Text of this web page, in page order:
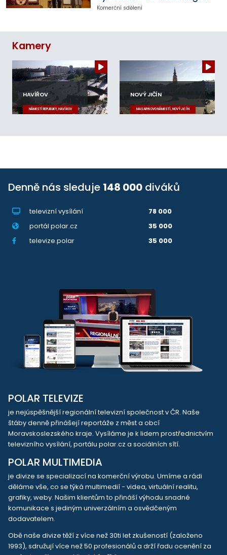
Komerční sdělení
Kamery
HAVÍŘOV
NÁMĚSTÍ REPUBLIKY, HAVÍŘOV
NOVÝ JIČÍN
MASARYKOVO NÁMĚSTÍ, NOVÝ JIČÍN
Denně nás sleduje 148 000 diváků
televizní vysílání
78 000
portál polar.cz
35 000
televize.polar
35 000
POLAR TELEVIZE
je nejúspěšnější regionální televizní společnost v ČR. Naše
štáby denně přinášejí reportáže z měst a obcí
Moravskoslezského kraje. Vysíláme je k lidem prostřednictvím
televizního vysílání, portálu polar.cz a sociálních sítí.
POLAR MULTIMEDIA
je divize se specializací na komerční výrobu. Umíme a rádi
děláme vše, co se týká multimedií - videa, virtuální realitu,
grafiky, weby. Našim klientům to přináší výhodu snadné
komunikace s jediným univerzálním a osvědčeným
dodavatelem.
Obě naše divize těží z více než 30ti let zkušeností (založeno
1993), sdružují více než 50 profesionálů a drží řadu ocenění za